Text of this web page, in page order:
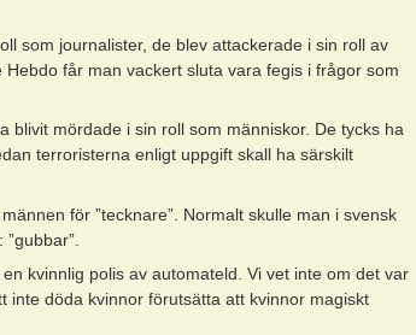
som journalister, de blev attackerade i sin roll av
får man vackert sluta vara fegis i frågor som
blivit mördade i sin roll som människor. De tycks ha
terroristerna enligt uppgift skall ha särskilt
för ”tecknare”. Normalt skulle man i svensk
kvinnlig polis av automateld. Vi vet inte om det var
döda kvinnor förutsätta att kvinnor magiskt